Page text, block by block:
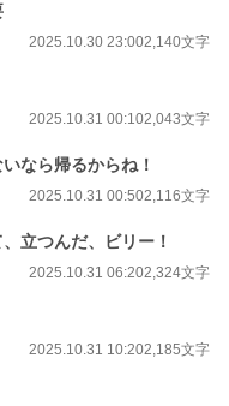
2025.10.30 23:002,140文字
2025.10.31 00:102,043文字
なら帰るからね！
2025.10.31 00:502,116文字
立つんだ、ビリー！
2025.10.31 06:202,324文字
2025.10.31 10:202,185文字